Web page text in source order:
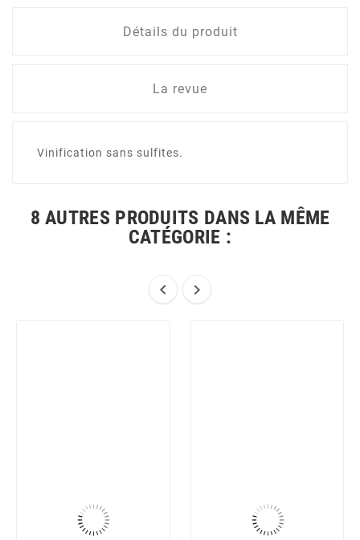
Détails du produit
La revue
Vinification sans sulfites.
8 AUTRES PRODUITS DANS LA MÊME
CATÉGORIE :
 